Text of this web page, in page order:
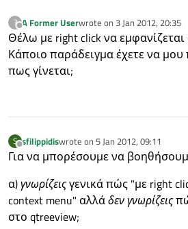
?
Offline
A Former Userwrote on 3 Jan 2012, 20:35
last edited by
Θέλω με right click να εμφανίζεται
Κάποιο παράδειγμα έχετε να μου
πως γίνεται;
S
Offline
sfilippidiswrote on 5 Jan 2012, 09:11
last edited by
Για να μπορέσουμε να
α)γνωρίζειςγενικά πώς "με right
context menu" αλλάδεν γνωρίζεις
στο qtreeview;